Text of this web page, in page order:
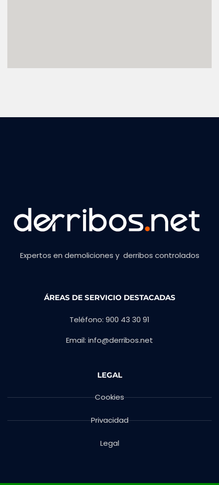
Expertos en demoliciones y derribos controlados
ÁREAS DE SERVICIO DESTACADAS
Teléfono: 900 43 30 91
Email: info@derribos.net
LEGAL
Cookies
Privacidad
Legal